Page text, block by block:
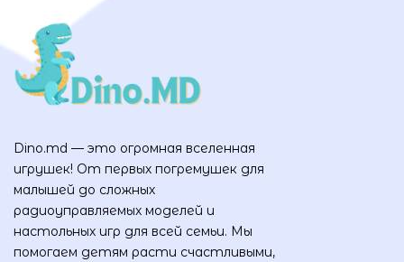
Dino.md — это огромная вселенная
игрушек! От первых погремушек для
малышей до сложных
радиоуправляемых моделей и
настольных игр для всей семьи. Мы
помогаем детям расти счастливыми,